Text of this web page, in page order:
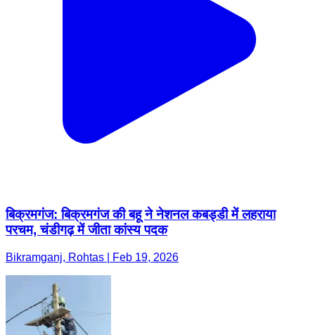
बिक्रमगंज: बिक्रमगंज की बहू ने नेशनल कबड्डी में लहराया
परचम, चंडीगढ़ में जीता कांस्य पदक
Bikramganj, Rohtas | Feb 19, 2026